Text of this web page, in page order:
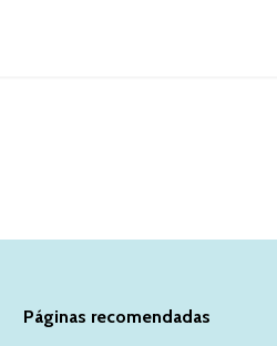
Páginas recomendadas